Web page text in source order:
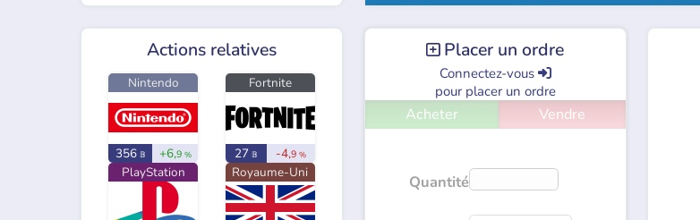
Placer un ordre
Connectez-vous 
pour placer un ordre
Acheter Vendre
Quantité
Actions relatives
Nintendo
356 𝔹 +6,9 %
Fortnite
27 𝔹 -4,9 %
PlayStation Royaume-Uni